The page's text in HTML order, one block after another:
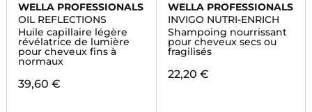
WELLA PROFESSIONALS
OIL REFLECTIONS
Huile capillaire légère
révélatrice de lumière
pour cheveux fins à
normaux
39,60 €
WELLA PROFESSIONALS
INVIGO NUTRI-ENRICH
Shampoing nourrissant
pour cheveux secs ou
fragilisés
22,20 €